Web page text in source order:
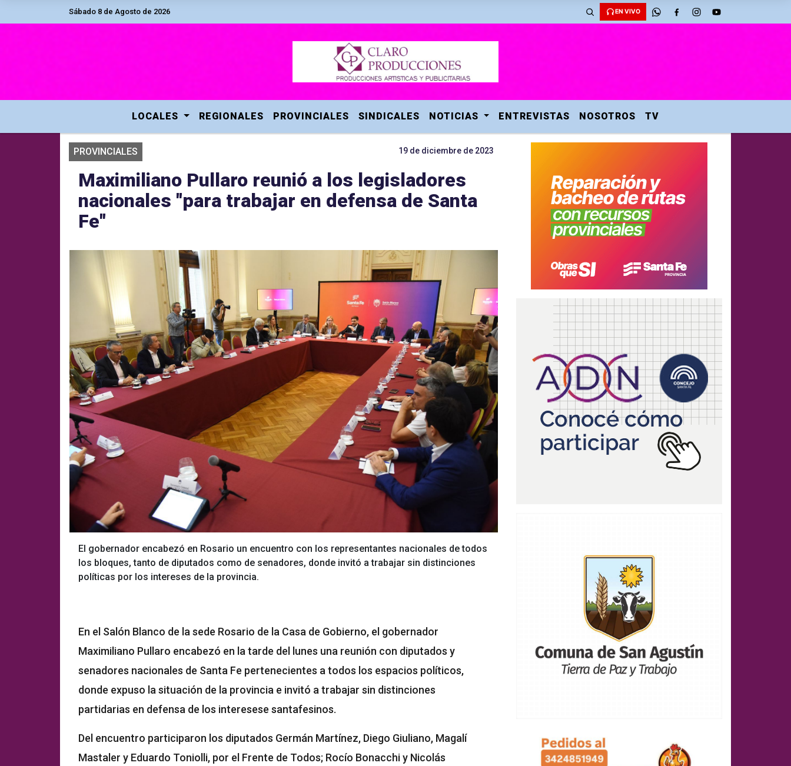
Sábado 8 de Agosto de 2026 EN VIVO
LOCALES REGIONALES PROVINCIALES SINDICALES NOTICIAS ENTREVISTAS NOSOTROS TV
PROVINCIALES 19 de diciembre de 2023
Maximiliano Pullaro reunió a los legisladores
nacionales "para trabajar en defensa de Santa
Fe"
El gobernador encabezó en Rosario un encuentro con los representantes nacionales de todos
los bloques, tanto de diputados como de senadores, donde invitó a trabajar sin distinciones
políticas por los intereses de la provincia.
En el Salón Blanco de la sede Rosario de la Casa de Gobierno, el gobernador
Maximiliano Pullaro encabezó en la tarde del lunes una reunión con diputados y
senadores nacionales de Santa Fe pertenecientes a todos los espacios políticos,
donde expuso la situación de la provincia e invitó a trabajar sin distinciones
partidarias en defensa de los interesese santafesinos.
Del encuentro participaron los diputados Germán Martínez, Diego Giuliano, Magalí
Mastaler y Eduardo Toniolli, por el Frente de Todos; Rocío Bonacchi y Nicolás